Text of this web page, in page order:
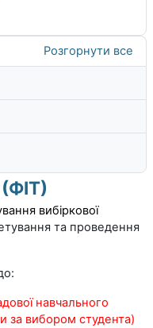
Розгорнути все
вибіркової
та проведення
навчального
за вибором студента)